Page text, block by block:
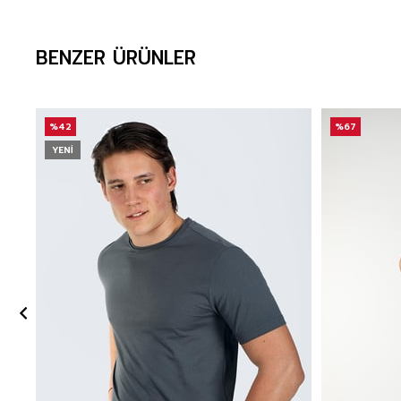
BENZER ÜRÜNLER
%42
YENI
%67